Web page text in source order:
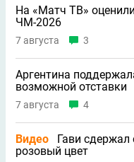
На «Матч ТВ»
ЧМ-2026
7 августа 3
Аргентина
возможной отставки
7 августа 4
Видео
Гави
розовый цвет